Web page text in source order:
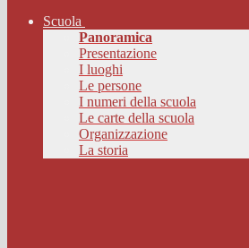
Scuola
Panoramica
Presentazione
I luoghi
Le persone
I numeri della scuola
Le carte della scuola
Organizzazione
La storia